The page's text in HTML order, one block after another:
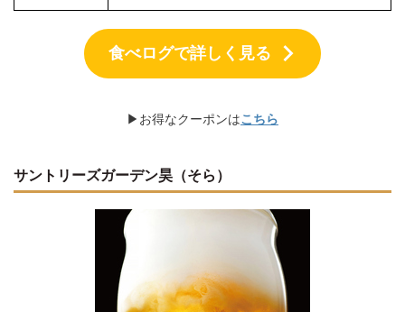
食べログで詳しく見る
▶お得なクーポンはこちら
サントリーズガーデン昊（そら）